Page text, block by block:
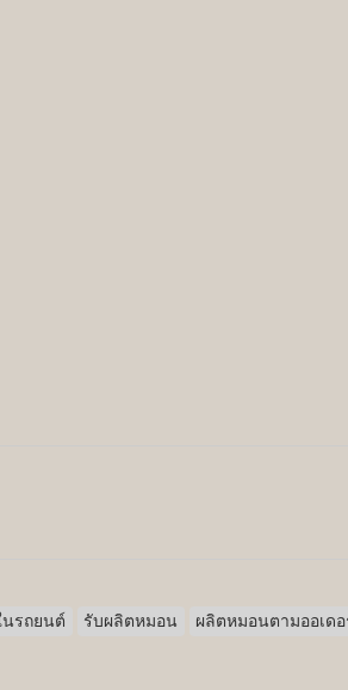
รถยนต์ รับผลิตหมอน ผลิตหมอนตามออเดอ